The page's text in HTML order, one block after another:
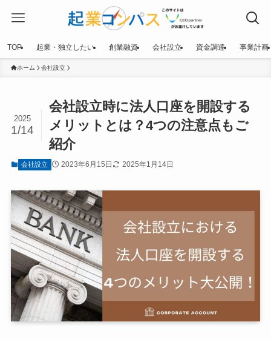
TOP 起業・独立したい 創業融資 会社設立 資金調達 事業計画
ホーム 会社設立
会社設立時に法人口座を開設する
メリットとは？4つの注意点もご
紹介
2025
1/14
会社設立 2023年6月15日 2025年1月14日